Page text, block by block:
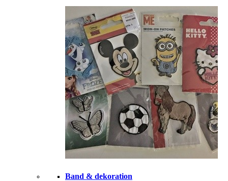
Band & dekoration